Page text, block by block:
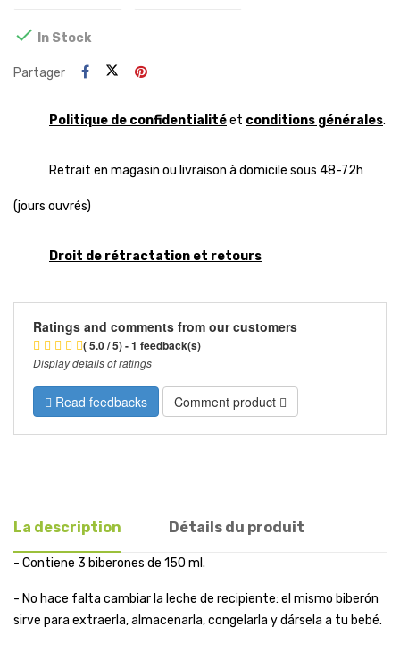
 In Stock
Partager
Politique de confidentialitéet conditions générales.
Retrait en magasin ou livraison à domicile sous 48-72h
(jours ouvrés)
Droit de rétractation et retours
Ratings and comments from our customers
( 5.0 / 5) - 1 feedback(s)
Display details of ratings
Read feedbacks Comment product
La description Détails du produit
- Contiene 3 biberones de 150 ml.
- No hace falta cambiar la leche de recipiente: el mismo biberón
sirve para extraerla, almacenarla, congelarla y dársela a tu bebé.